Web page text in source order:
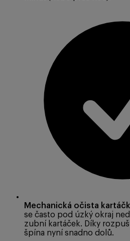
Mechanická očista
se často pod úzký okraj
zubní kartáček. Díky
špína nyní snadno dolů.